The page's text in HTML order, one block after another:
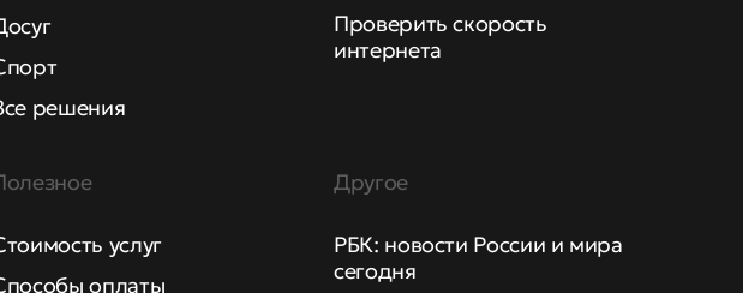
решения
Проверить скорость
интернета
услуг
оплаты
Другое
РБК: новости России и мира
сегодня